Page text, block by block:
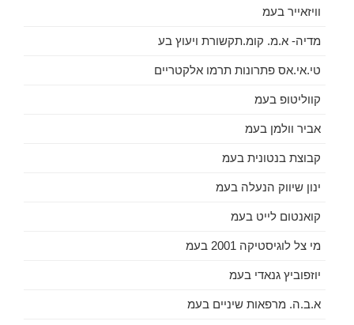
וויזאייר בעמ
מדיה- א.מ. קומ.תקשורת ויעוץ בע
טי.אי.אס פתרונות תרמו אלקטריים
קווליטופ בעמ
אביר וולמן בעמ
קבוצת בנטונית בעמ
ינון שיווק הנעלה בעמ
קואנטום לייט בעמ
מי צל לוגיסטיקה 2001 בעמ
יוזפוביץ גנאדי בעמ
א.ב.ה. מרפאות שיניים בעמ